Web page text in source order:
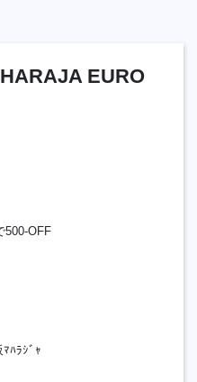
EURO
500-OFF
ﾊﾗｼﾞｬ